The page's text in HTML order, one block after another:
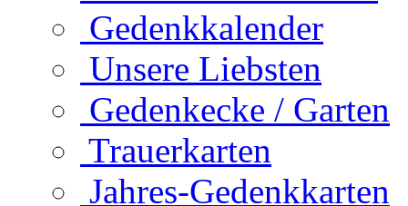
Gedenkkalender
Unsere Liebsten
Gedenkecke / Garten
Trauerkarten
Jahres-Gedenkkarten